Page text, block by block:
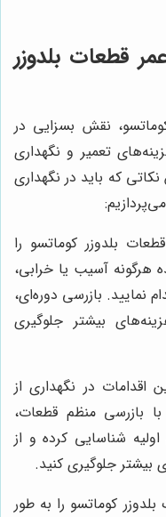
قطعات بلدوزر
نقش بسزایی در
تعمیر و نگهداری
که باید در نگهداری
بلدوزر کوماتسو را
هرگونه آسیب یا خرابی،
نمایید. بازرسی دوره‌ای،
بیشتر جلوگیری
اقدامات در نگهداری از
بازرسی منظم قطعات،
شناسایی کرده و از
جلوگیری کنید.
کوماتسو را به طور